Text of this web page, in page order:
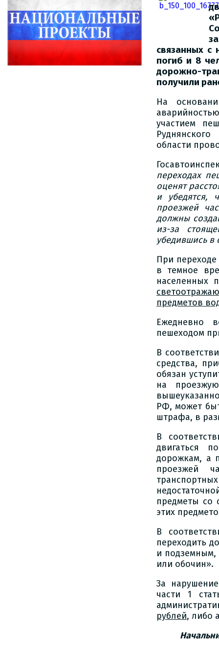
связанных с
погиб и 8
дорожно-
получили
На
участием
области
переходах
оценят
и убедятся,
проезжей
должны
из-за
убедившись в
При
в темное
населенных
предметов
Ежедневно
пешеходом
В
средства,
обязан
на
РФ, может
штрафа, в
В
двигаться
дорожкам, а
проезжей
предметы со
этих
В
переходить
и подземным,
или обочин».
За
части 1
рублей, либо